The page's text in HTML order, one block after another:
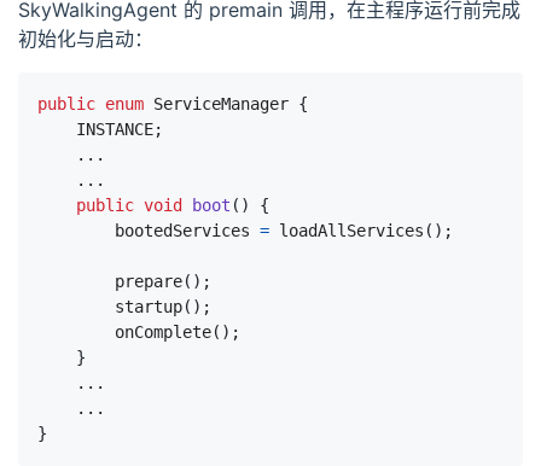
SkyWalkingAgent 的 premain 调用，在主程序运行前完成
初始化与启动：
public enum ServiceManager {
INSTANCE;
...
...
public void boot ()
{
bootedServices = loadAllServices ();
prepare();
startup();
onComplete();
}
...
...
}